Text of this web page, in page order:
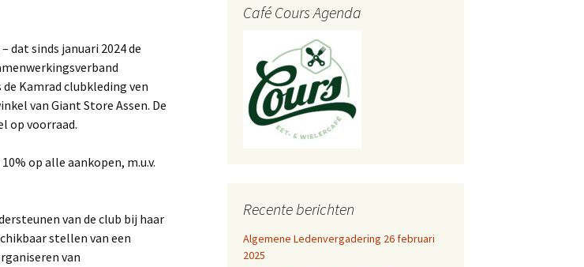
dat sinds januari 2024 de
Kamrad clubkleding ven
van Giant Store Assen. De
op voorraad.
op alle aankopen, m.u.v.
van de club bij haar
stellen van een
van
Café Cours Agenda
Recente berichten
Algemene Ledenvergadering 26 februari
2025